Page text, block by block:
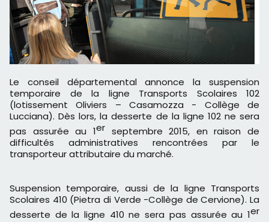
Le conseil départemental annonce la suspension
temporaire de la ligne Transports Scolaires 102
(lotissement Oliviers – Casamozza - Collège de
Lucciana). Dès lors, la desserte de la ligne 102 ne sera
pas assurée au 1erseptembre 2015, en raison de
difficultés administratives rencontrées par le
transporteur attributaire du marché.
Suspension temporaire, aussi de la ligne Transports
Scolaires 410 (Pietra di Verde -Collège de Cervione). La
desserte de la ligne 410 ne sera pas assurée au 1er